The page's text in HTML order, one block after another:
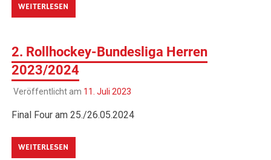
WEITERLESEN
2. Rollhockey-Bundesliga Herren
2023/2024
Veröffentlicht am 11. Juli 2023
Final Four am 25./26.05.2024
WEITERLESEN